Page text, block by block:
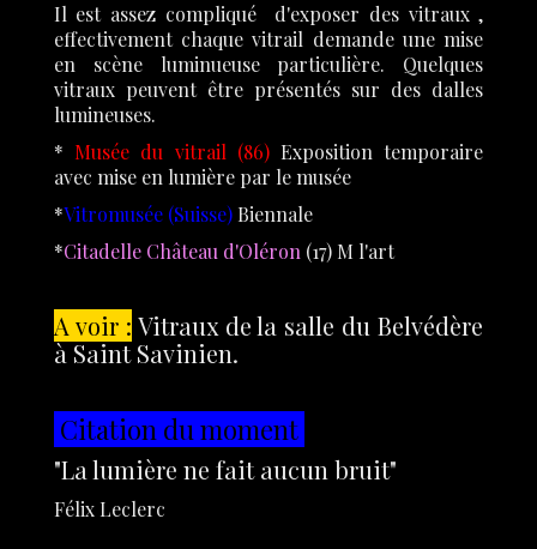
Il est assez compliqué d'exposer des vitraux ,
effectivement chaque vitrail demande une mise
en scène luminueuse particulière. Quelques
vitraux peuvent être présentés sur des dalles
lumineuses.
* Musée du vitrail (86)Exposition temporaire
avec mise en lumière par le musée
*Vitromusée (Suisse)Biennale
*Citadelle Château d'Oléron (17) M l'art
A voir : Vitraux de la salle du Belvédère
à Saint Savinien.
Citation du moment
"La lumière ne fait aucun bruit"
Félix Leclerc